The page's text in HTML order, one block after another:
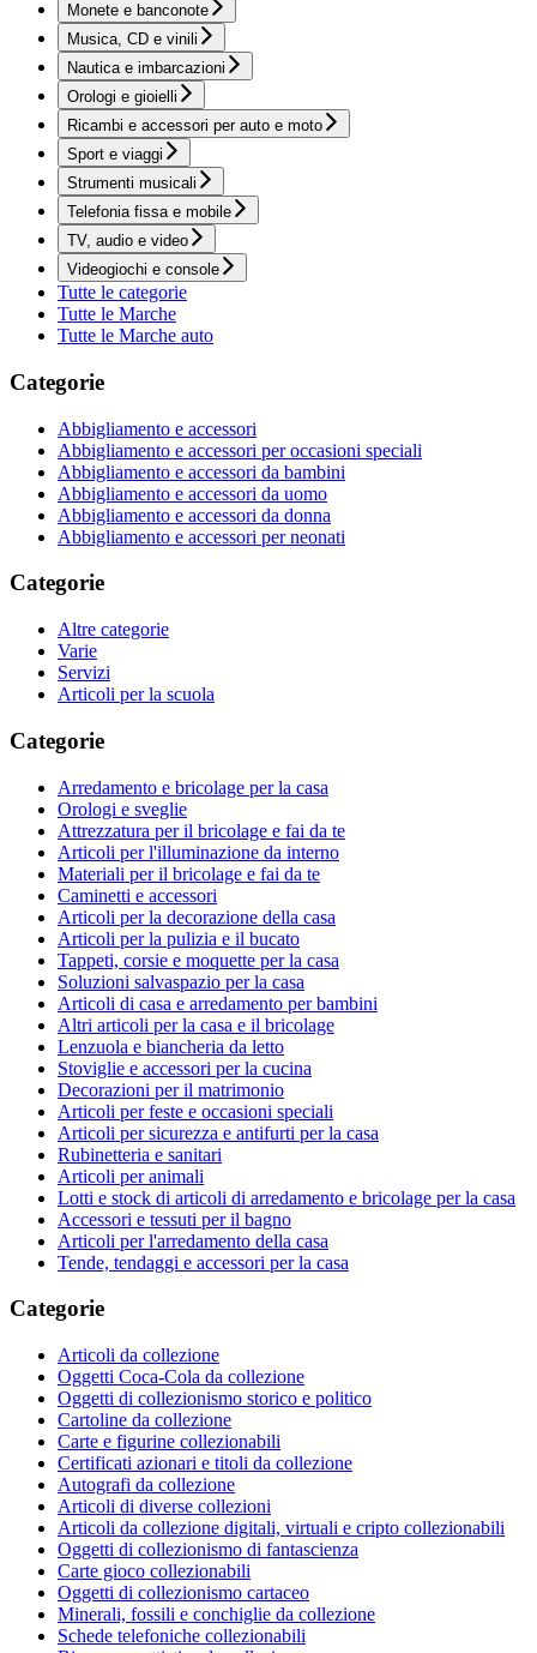
Monete e banconote
Musica, CD e vinili
Nautica e imbarcazioni
Orologi e gioielli
Ricambi e accessori per auto e moto
Sport e viaggi
Strumenti musicali
Telefonia fissa e mobile
TV, audio e video
Videogiochi e console
Tutte le categorie
Tutte le Marche
Tutte le Marche auto
Categorie
Abbigliamento e accessori
Abbigliamento e accessori per occasioni speciali
Abbigliamento e accessori da bambini
Abbigliamento e accessori da uomo
Abbigliamento e accessori da donna
Abbigliamento e accessori per neonati
Categorie
Altre categorie
Varie
Servizi
Articoli per la scuola
Categorie
Arredamento e bricolage per la casa
Orologi e sveglie
Attrezzatura per il bricolage e fai da te
Articoli per l'illuminazione da interno
Materiali per il bricolage e fai da te
Caminetti e accessori
Articoli per la decorazione della casa
Articoli per la pulizia e il bucato
Tappeti, corsie e moquette per la casa
Soluzioni salvaspazio per la casa
Articoli di casa e arredamento per bambini
Altri articoli per la casa e il bricolage
Lenzuola e biancheria da letto
Stoviglie e accessori per la cucina
Decorazioni per il matrimonio
Articoli per feste e occasioni speciali
Articoli per sicurezza e antifurti per la casa
Rubinetteria e sanitari
Articoli per animali
Lotti e stock di articoli di arredamento e bricolage per la casa
Accessori e tessuti per il bagno
Articoli per l'arredamento della casa
Tende, tendaggi e accessori per la casa
Categorie
Articoli da collezione
Oggetti Coca-Cola da collezione
Oggetti di collezionismo storico e politico
Cartoline da collezione
Carte e figurine collezionabili
Certificati azionari e titoli da collezione
Autografi da collezione
Articoli di diverse collezioni
Articoli da collezione digitali, virtuali e cripto collezionabili
Oggetti di collezionismo di fantascienza
Carte gioco collezionabili
Oggetti di collezionismo cartaceo
Minerali, fossili e conchiglie da collezione
Schede telefoniche collezionabili